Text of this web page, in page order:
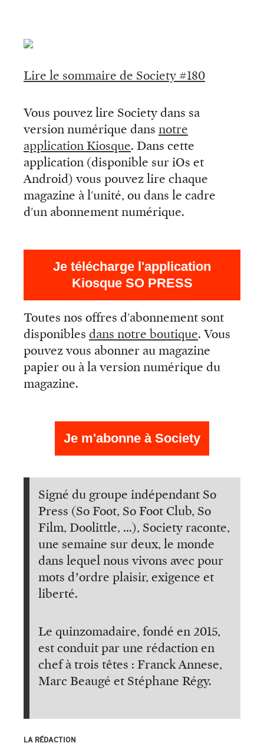
Lire le sommaire de Society #180
Vous pouvez lire Society dans sa
version numérique dans notre
application Kiosque. Dans cette
application (disponible sur iOs et
Android) vous pouvez lire chaque
magazine à l'unité, ou dans le cadre
d'un abonnement numérique.
Je télécharge l'application
Kiosque SO PRESS
Toutes nos offres d'abonnement sont
disponibles dans notre boutique. Vous
pouvez vous abonner au magazine
papier ou à la version numérique du
magazine.
Je m'abonne à Society
Signé du groupe indépendant So
Press (So Foot, So Foot Club, So
Film, Doolittle, ...), Society raconte,
une semaine sur deux, le monde
dans lequel nous vivons avec pour
mots d’ordre plaisir, exigence et
liberté.
Le quinzomadaire, fondé en 2015,
est conduit par une rédaction en
chef à trois têtes : Franck Annese,
Marc Beaugé et Stéphane Régy.
LA RÉDACTION